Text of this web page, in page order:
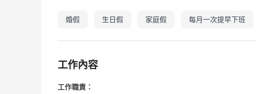
婚假 生日假 家庭假 每月一次提早下班
工作內容
工作職責：